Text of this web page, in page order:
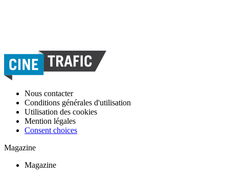
Nous contacter
Conditions générales d'utilisation
Utilisation des cookies
Mention légales
Consent choices
Magazine
Magazine